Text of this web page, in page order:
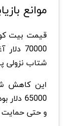
موانع
قیمت بیت
70000
شتاب نزولی
و حتی حمایت 60500 دلاری را هم آزمایش کرد.